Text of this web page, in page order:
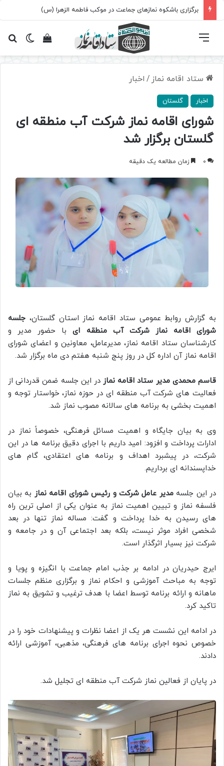
برگزاری باشکوه نمازهای جماعت در موکب فاطمه الزهرا (س)
تغییرمشاهده فهرست
ستاد اقامه نماز / اخبار
اخبار گلستان
شورای اقامه نماز شرکت آب منطقه ای
گلستان برگزار شد
0 زمان مطالعه یک دقیقه
به گزارش روابط عمومی ستاد اقامه نماز استان گلستان، جلسه
شورای اقامه نماز شرکت آب منطقه ایبا حضور مدیر و
کارشناسان ستاد اقامه نماز، مدیرعامل، معاونین و اعضای شورای
اقامه نماز آن اداره کل در روز پنج شنبه هفتم دی ماه برگزار شد.
قاسم محمدی مدیر ستاد اقامه نمازدر این جلسه ضمن قدردانی از
فعالیت های شرکت آب منطقه ای در حوزه نماز، خواستار توجه و
اهمیت بخشی به برنامه های سالانه مصوب نماز شد.
وی به بیان جایگاه و اهمیت مسائل فرهنگی، خصوصاً نماز در
ادارات پرداخت و افزود: امید داریم با اجرای دقیق برنامه ها در این
شرکت، در پیشبرد اهداف و برنامه های اعتقادی، گام های
خداپسندانه ای برداریم.
در این جلسهمدیر عامل شرکت و رئیس شورای اقامه نماز به بیان
فلسفه نماز و تبیین اهمیت نماز به عنوان یکی از اصلی ترین راه
های رسیدن به خدا پرداخت و گفت: مساله نماز تنها در بعد
شخصی افراد موثر نیست، بلکه بعد اجتماعی آن و در جامعه و
شرکت نیز بسیار اثرگذار است.
ایرج حیدریان در ادامه بر جذب امام جماعت با انگیزه و پویا و
توجه به مباحث آموزشی و احکام نماز و برگزاری منظم جلسات
ماهانه و ارائه برنامه توسط اعضا با هدف ترغیب و تشویق به نماز
تاکید کرد.
در ادامه این نشست هر یک از اعضا نظرات و پیشنهادات خود را در
خصوص نحوه اجرای برنامه های فرهنگی، مذهبی، آموزشی ارائه
دادند.
در پایان از فعالین نماز شرکت آب منطقه ای تجلیل شد.